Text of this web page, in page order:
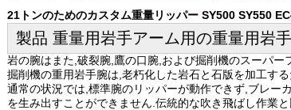
21トンのためのカスタム重量リッパー SY500 SY550
製品 重量用岩手アーム用の重量用岩
岩の腕はまた,破裂腕,鷹の口腕,および掘削機のスーパー
掘削機の重用岩手腕は,老朽化した岩石と石版を加工す
通常の状況では,標準腕のリッパーが動作できず,ブレー
を生み出すことができません.伝統的な吹き飛ばし作業